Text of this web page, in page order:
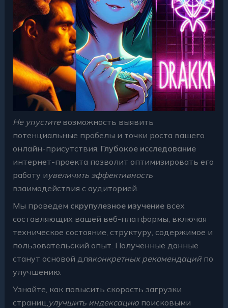
Не упуститевозможность выявить
потенциальные пробелы и точки роста вашего
онлайн-присутствия. Глубокое исследование
интернет-проекта позволит оптимизировать его
работу иувеличить эффективность
взаимодействия с аудиторией.
Мы проведем скрупулезное изучениевсех
составляющих вашей веб-платформы, включая
техническое состояние, структуру, содержимое и
пользовательский опыт. Полученные данные
станут основой дляконкретных рекомендацийпо
улучшению.
Узнайте, как повысить скорость загрузки
страниц, улучшить индексациюпоисковыми